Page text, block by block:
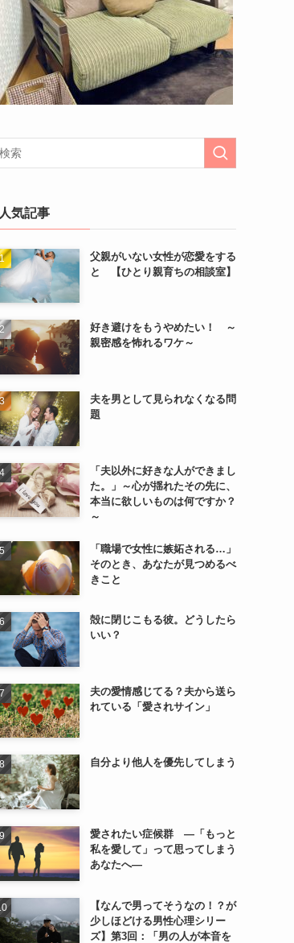
人気記事
父親がいない女性が恋愛をする
と 【ひとり親育ちの相談室】
好き避けをもうやめたい！ ～
親密感を怖れるワケ～
夫を男として見られなくなる問
題
「夫以外に好きな人ができまし
た。」～心が揺れたその先に、
本当に欲しいものは何ですか？
～
「職場で女性に嫉妬される…」
そのとき、あなたが見つめるべ
きこと
殻に閉じこもる彼。どうしたら
いい？
夫の愛情感じてる？夫から送ら
れている「愛されサイン」
自分より他人を優先してしまう
愛されたい症候群 ―「もっと
私を愛して」って思ってしまう
あなたへ―
【なんで男ってそうなの！？が
少しほどける男性心理シリー
ズ】第3回：「男の人が本音を